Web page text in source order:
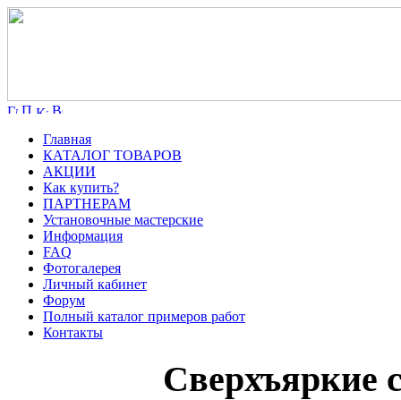
Главная
КАТАЛОГ ТОВАРОВ
АКЦИИ
Как купить?
ПАРТНЕРАМ
Установочные мастерские
Информация
FAQ
Фотогалерея
Личный кабинет
Форум
Полный каталог примеров работ
Контакты
Сверхъяркие